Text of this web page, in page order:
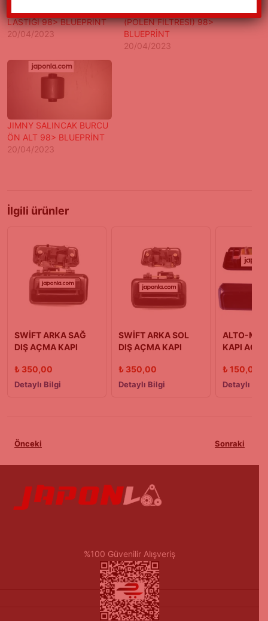
LASTİĞİ 98> BLUEPRİNT
20/04/2023
(POLEN FİLTRESİ) 98>
BLUEPRİNT
20/04/2023
JIMNY SALINCAK BURCU
ÖN ALT 98> BLUEPRİNT
20/04/2023
İlgili ürünler
SWİFT ARKA SAĞ
DIŞ AÇMA KAPI
₺ 350,00
Detaylı Bilgi
SWİFT ARKA SOL
DIŞ AÇMA KAPI
₺ 350,00
Detaylı Bilgi
ALTO-
KAPI
₺ 150,00
Detaylı
Önceki Sonraki
%100 Güvenilir Alışveriş